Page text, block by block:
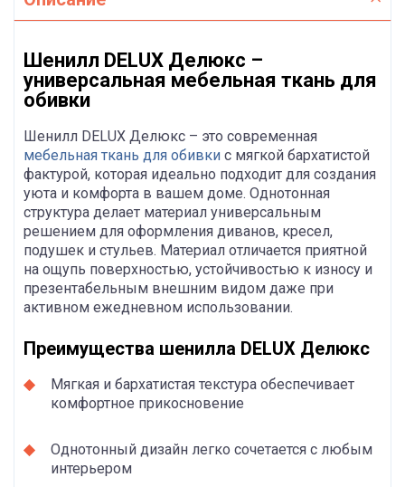
Шенилл DELUX Делюкс –
универсальная мебельная ткань для
обивки
Шенилл DELUX Делюкс – это современная
мебельная ткань для обивки с мягкой бархатистой
фактурой, которая идеально подходит для создания
уюта и комфорта в вашем доме. Однотонная
структура делает материал универсальным
решением для оформления диванов, кресел,
подушек и стульев. Материал отличается приятной
на ощупь поверхностью, устойчивостью к износу и
презентабельным внешним видом даже при
активном ежедневном использовании.
Преимущества шенилла DELUX Делюкс
Мягкая и бархатистая текстура обеспечивает
комфортное прикосновение
Однотонный дизайн легко сочетается с любым
интерьером